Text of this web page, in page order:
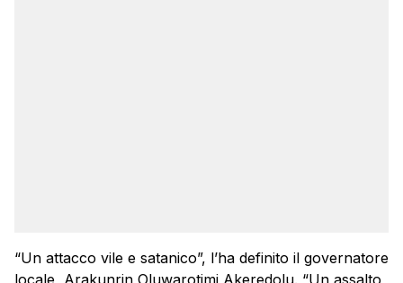
“Un attacco vile e satanico”, l’ha definito il governatore
locale, Arakunrin Oluwarotimi Akeredolu. “Un assalto